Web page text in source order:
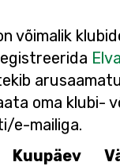
võimalik
oma klubi-
e-mailiga.
Kuupäev